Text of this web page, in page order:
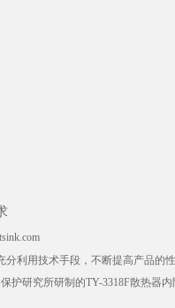
利用技术手段，不断提高产品的
研究所研制的TY-3318F散热器